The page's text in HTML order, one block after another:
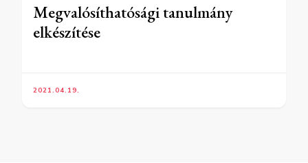
Megvalósíthatósági tanulmány
elkészítése
2021.04.19.